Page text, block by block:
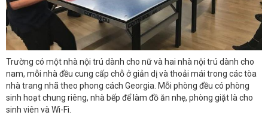
Trường có một nhà nội trú dành cho nữ và hai nhà nội trú dành cho
nam, mỗi nhà đều cung cấp chỗ ở giản dị và thoải mái trong các tòa
nhà trang nhã theo phong cách Georgia. Mỗi phòng đều có phòng
sinh hoạt chung riêng, nhà bếp để làm đồ ăn nhẹ, phòng giặt là cho
sinh viên và Wi-Fi.